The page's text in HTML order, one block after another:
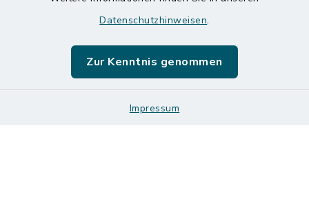
Datenschutzhinweisen.
Zur Kenntnis genommen
Impressum
Sitemap
Logos und Designmanual